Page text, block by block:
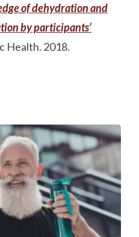
of dehydration and
by participants’
Health. 2018.